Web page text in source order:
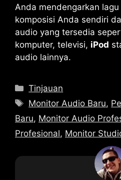
Anda mendengarkan
komposisi Anda sendiri
audio yang tersedia
komputer, televisi, iPod
audio lainnya.
Kategori
Tinjauan
Tag
Monitor Audio Baru,
Baru, Monitor Audio
Profesional, Monitor